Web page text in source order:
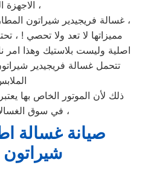
الاجهزة المنزلية ،
غسالة فريجيدير شيراتون المطار هي الغسالة الاولي في مصر ،
مميزاتها لا تعد ولا تحصي !
اصلية وليست بلاستيك وهذا امر
تتحمل غسالة فريجيدير
ذلك لأن الموتور الخاص بها
في سوق الغسالات الاوتوماتيك ،
صيانة غسالة
شيراتون